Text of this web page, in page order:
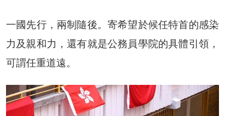
一國先行，兩制隨後。寄希望於候任特首的感染
力及親和力，還有就是公務員學院的具體引領，
可謂任重道遠。